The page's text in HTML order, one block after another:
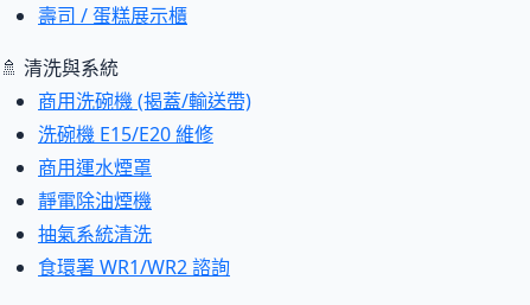
壽司 / 蛋糕展示櫃
🚿 清洗與系統
商用洗碗機 (揭蓋/輸送帶)
洗碗機 E15/E20 維修
商用運水煙罩
靜電除油煙機
抽氣系統清洗
食環署 WR1/WR2 諮詢